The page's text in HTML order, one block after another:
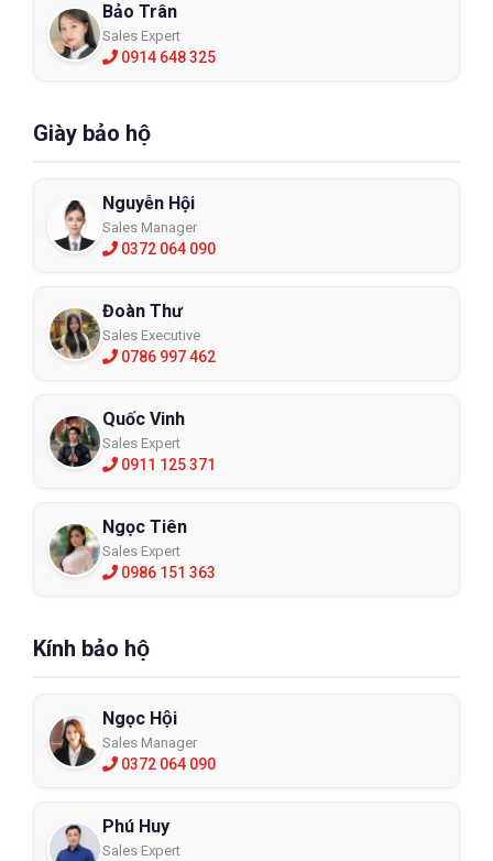
Bảo Trân
Sales Expert
0914 648 325
Giày bảo hộ
Nguyễn Hội
Sales Manager
0372 064 090
Đoàn Thư
Sales Executive
0786 997 462
Quốc Vinh
Sales Expert
0911 125 371
Ngọc Tiên
Sales Expert
0986 151 363
Kính bảo hộ
Ngọc Hội
Sales Manager
0372 064 090
Phú Huy
Sales Expert